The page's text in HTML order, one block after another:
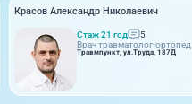
Красов Александр Николаевич
Стаж 21 год
5
Врач травматолог-ортопед
Травмпункт, ул.Труда, 187Д